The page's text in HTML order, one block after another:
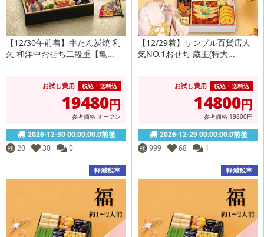
【12/30午前着】牛たん炭焼 利
久 和洋中おせち二段重【亀...
お試し費用 税込・送料込
19480円
参考価格 オープン
2026-12-30 00:00:00.0前後
残 20 30 0
【12/29着】サンプル百貨店人
気NO.1おせち 蔵王(特大...
お試し費用 税込・送料込
14800円
参考価格 19800円
2026-12-29 00:00:00.0前後
残 999 68 1
軽減税率 軽減税率